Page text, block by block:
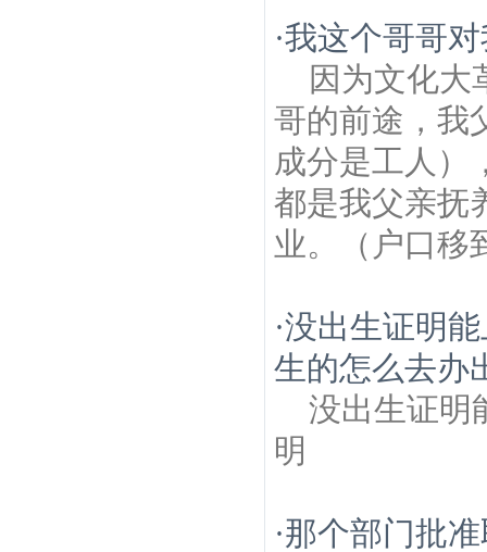
·我这个哥哥
因为文化大
哥的前途，我
成分是工人）
都是我父亲抚
业。（户口移
·没出生证明
生的怎么去办
没出生证明
明
·那个部门批